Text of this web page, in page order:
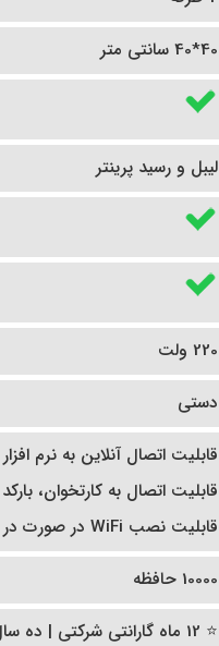
40*40 سانتی متر
لیبل و رسید پرینتر
220 ولت
دستی
قابلیت اتصال آنلاین به نرم
قابلیت اتصال به کارتخوان،
قابلیت نصب WiFi در صورت در خواست مشتری قبل از خرید
10000 حافظه
⭐ 12 ماه گارانتی شرکتی | ده سال خدمات پس از فروش ⭐